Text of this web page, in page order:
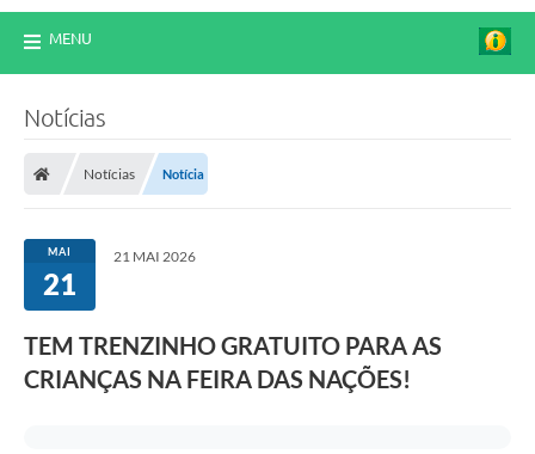
MENU
Notícias
Notícias Notícia
MAI
21
21 MAI 2026
TEM TRENZINHO GRATUITO PARA AS
CRIANÇAS NA FEIRA DAS NAÇÕES!